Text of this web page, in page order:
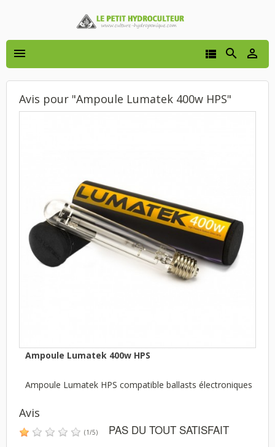
 


Avis pour "Ampoule Lumatek 400w HPS"
Ampoule Lumatek 400w HPS
Ampoule Lumatek HPS compatible ballasts électroniques
Avis
(1/5) PAS DU TOUT SATISFAIT